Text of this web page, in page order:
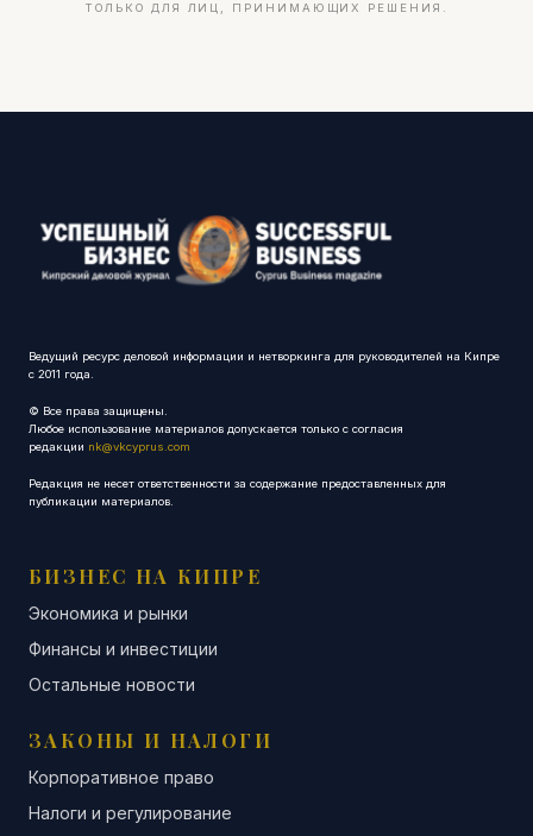
ТОЛЬКО ДЛЯ ЛИЦ, ПРИНИМАЮЩИХ РЕШЕНИЯ.
Ведущий ресурс деловой информации и нетворкинга для руководителей на Кипре
с 2011 года.
© Все права защищены.
Любое использование материалов допускается только с согласия
редакции nk@vkcyprus.com
Редакция не несет ответственности за содержание предоставленных для
публикации материалов.
БИЗНЕС НА КИПРЕ
Экономика и рынки
Финансы и инвестиции
Остальные новости
ЗАКОНЫ И НАЛОГИ
Корпоративное право
Налоги и регулирование